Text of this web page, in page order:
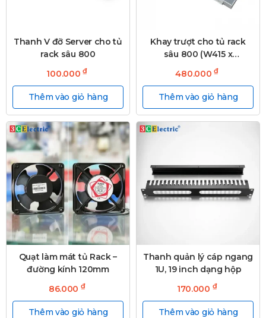
Thanh V đỡ Server cho tủ
rack sâu 800
100.000₫
Thêm vào giỏ hàng
Khay trượt cho tủ rack
sâu 800 (W415 x
D580mm)
480.000₫
Thêm vào giỏ hàng
Quạt làm mát tủ Rack –
đường kính 120mm
86.000 ₫
Thêm vào giỏ hàng
Thanh quản lý cáp ngang
1U, 19 inch dạng hộp
170.000 ₫
Thêm vào giỏ hàng